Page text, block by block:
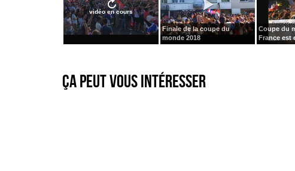
vidéo en cours
Finale de la coupe du
monde 2018
Coupe du
France est
Ça peut vous intéresser